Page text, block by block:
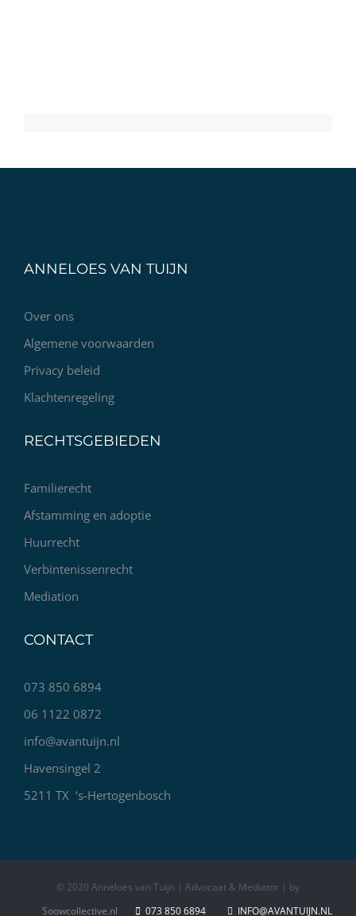
ANNELOES VAN TUIJN
Over ons
Algemene voorwaarden
Privacy beleid
Klachtenregeling
RECHTSGEBIEDEN
Familierecht
Afstamming en adoptie
Huurrecht
Verbintenissenrecht
Mediation
CONTACT
073 850 6894
06 1122 0872
info@avantuijn.nl
Havensingel 2
5211 TX ‘s-Hertogenbosch
© 2020 Anneloes van Tuijn | Advocaat & Mediator | by
Soowcollective.nl
073 850 6894 INFO@AVANTUIJN.NL